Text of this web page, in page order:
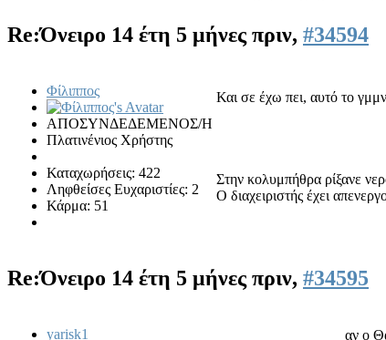
Re:Όνειρο 14 έτη 5 μήνες πριν, #34594
Φίλιππος
ΑΠΟΣΥΝΔΕΔΕΜΕΝΟΣ/Η
Πλατινένιος Χρήστης
Καταχωρήσεις: 422
Ληφθείσες Ευχαριστίες: 2
Κάρμα: 51
Και σε έχω πει, αυτό το
Στην κολυμπήθρα ρίξανε
Ο διαχειριστής έχει
Re:Όνειρο 14 έτη 5 μήνες πριν, #34595
yarisk1 αν ο